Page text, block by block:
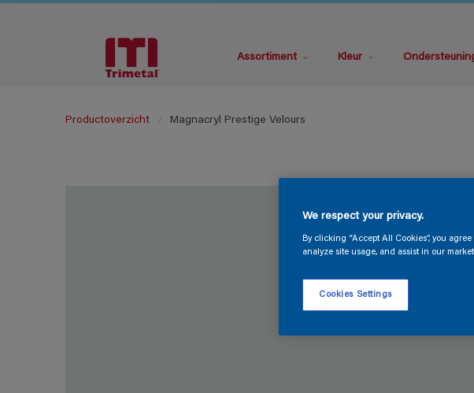
Assortiment Kleur
Productoverzicht Magnacryl Prestige Velours
We respect your privacy.
By clicking “Accept All Cookies”, you
analyze site usage, and assist in our
Cookies Settings